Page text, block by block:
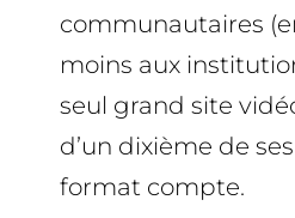
communautaires
moins aux
seul grand site
d’un dixième de
format compte.